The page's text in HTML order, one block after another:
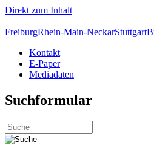
Direkt zum Inhalt
FreiburgRhein-Main-NeckarStuttgart
Kontakt
E-Paper
Mediadaten
Suchformular